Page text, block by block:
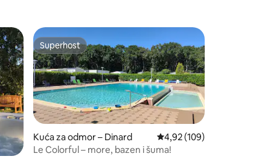
Superhost
Superhost
Kuća za odmor – Dinard Prosječna ocjena:
4,92 (109)
Le Colorful – more, bazen i šuma!